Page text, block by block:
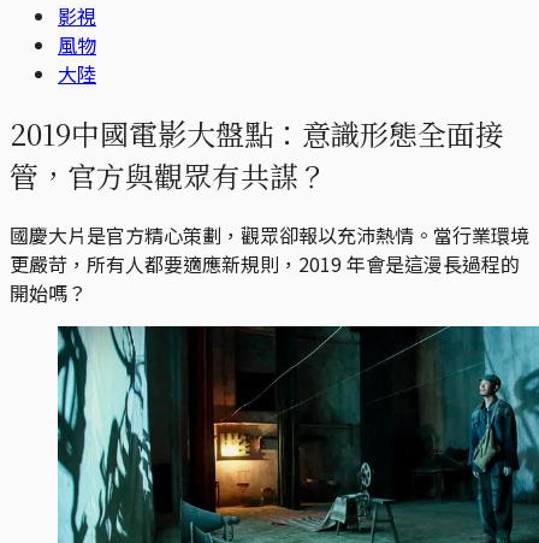
影視
風物
大陸
2019中國電影大盤點：意識形態全面接
管，官方與觀眾有共謀？
國慶大片是官方精心策劃，觀眾卻報以充沛熱情。當行業環境
更嚴苛，所有人都要適應新規則，2019 年會是這漫長過程的
開始嗎？